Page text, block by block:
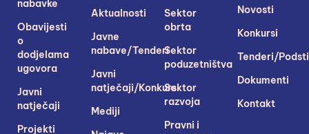
Novosti
Konkursi
Tenderi/
Dokumenti
Kontakt
Sektor
obrta
Sektor
poduzetništva
Sektor
razvoja
Pravni i
Aktualnosti
Javne
nabave/Tenderi
Javni
natječaji/Konkursi
Mediji
nabavke
Obavijesti
o
dodjelama
ugovora
Javni
natječaji
Projekti